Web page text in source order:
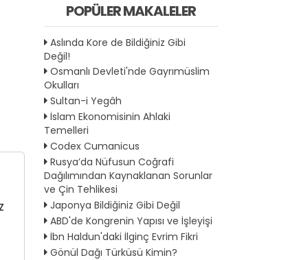
POPÜLER MAKALELER
Aslında Kore de Bildiğiniz Gibi
Değil!
Osmanlı Devleti'nde Gayrımüslim
Okulları
Sultan-i Yegâh
İslam Ekonomisinin Ahlaki
Temelleri
Codex Cumanicus
Rusya’da Nüfusun Coğrafi
Dağılımından Kaynaklanan Sorunlar
ve Çin Tehlikesi
Japonya Bildiğiniz Gibi Değil
ABD'de Kongrenin Yapısı ve İşleyişi
İbn Haldun'daki İlginç Evrim Fikri
Gönül Dağı Türküsü Kimin?